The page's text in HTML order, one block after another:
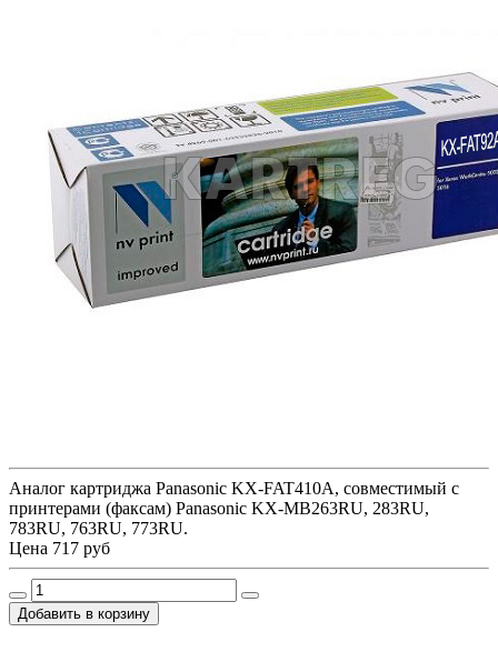
Аналог картриджа Panasonic KX-FAT410A, совместимый с
принтерами (факсам) Panasonic KX-MB263RU, 283RU,
783RU, 763RU, 773RU.
Цена 717 руб